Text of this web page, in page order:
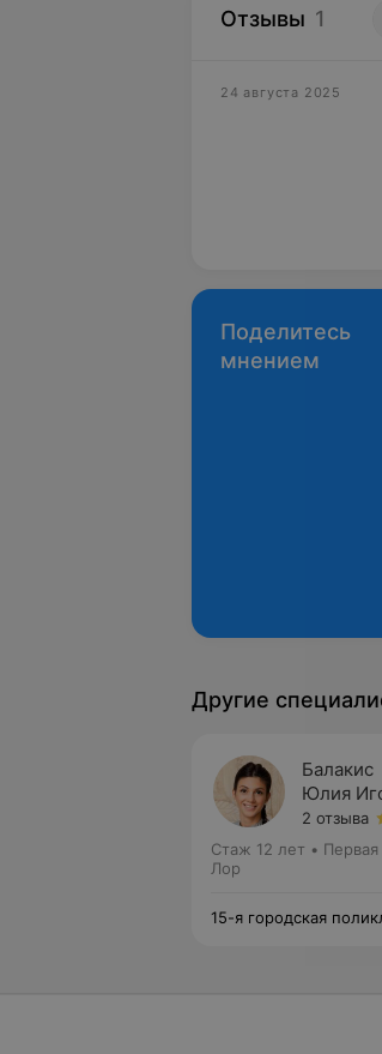
Отзывы 1
24 августа 2025
Поделитесь
мнением
Другие
Балакис
Юлия
2 отзыва
Стаж 12 лет • Первая
Лор
15-я городская